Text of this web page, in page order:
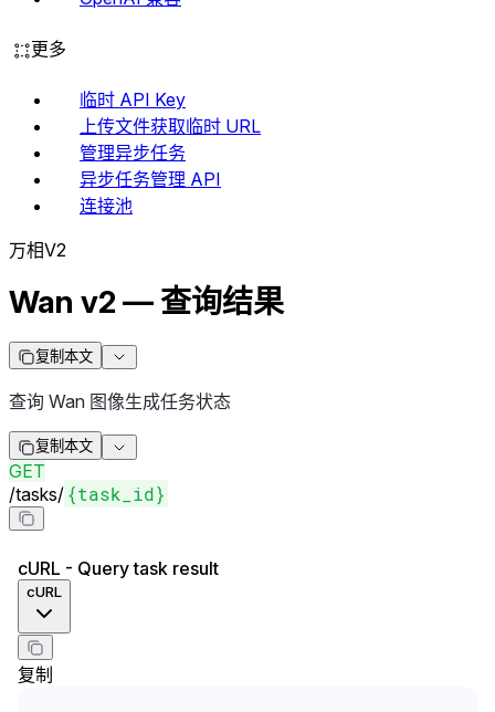
更多
临时 API Key
上传文件获取临时 URL
管理异步任务
异步任务管理 API
连接池
万相V2
Wan v2 — 查询结果
复制本文
查询 Wan 图像生成任务状态
复制本文
GET
/tasks/ {task_id}
cURL - Query task result
cURL
复制